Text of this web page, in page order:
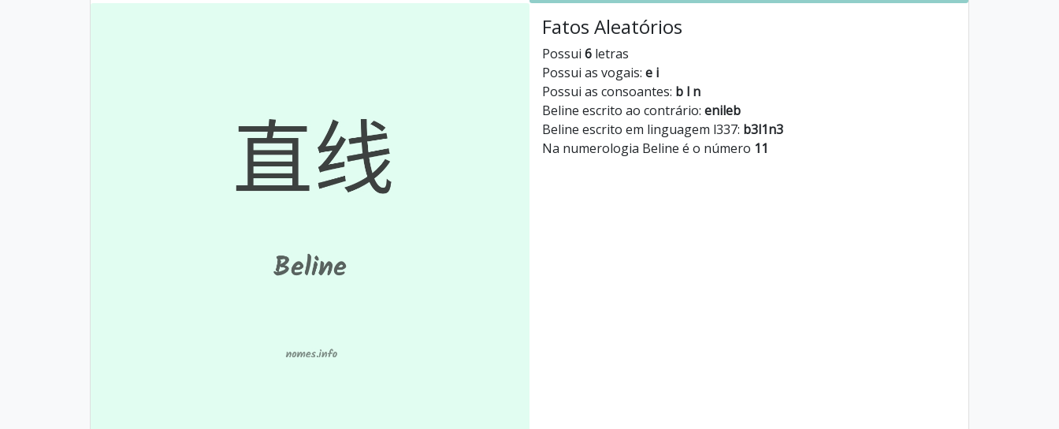
Fatos Aleatórios
Possui 6 letras
Possui as vogais: e i
Possui as consoantes: b l n
Beline escrito ao contrário: enileb
Beline escrito em linguagem l337: b3l1n3
Na numerologia Beline é o número 11